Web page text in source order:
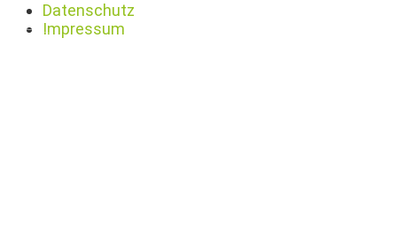
Datenschutz
Impressum